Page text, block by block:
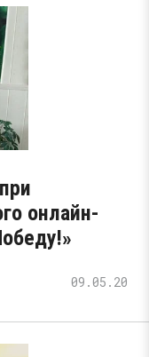
онлайн-
09.05.20